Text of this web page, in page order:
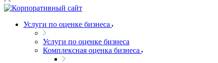
Услуги по оценке бизнеса
Услуги по оценке бизнеса
Комплексная оценка бизнеса
Березники